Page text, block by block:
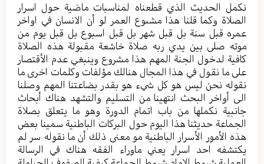
نكمل الحديث الذي قطعناه لمناسبات ماضية حول اسرار
الصلاة وكما قلنا هذا مشىوع العمر لو أن الانسان في اواخر
عمره قبل سنة بل قبل شهر بل قبل اسبوع بل قبل يوم من
موته صلى بين يدي ربه صلاة خاشعة مقبولة هذه الصلاة
كافية لدخول الجنة المهم هذا مشروع وينبغي عدم الأقتصار
على ما نقول في هذا المجال هنالك مؤلفات وكلمات اخرى ما
نقوله نحن ليس هو كل شيء هو بقدر بضاعتنا المهم وصلنا
الى أواخر البحث انتهينا من التسليم والتشهد هناك أبحاث
جانبية نكملها من باب اتمام الدورة وهو ما يتعلق بصلاة
الجماعة حديثنا هذا اليوم حول البركات الباطنية سمينا بعض
هذه الأمور الأسرار الباطنية مو معنى ذلك أن ما نقوله سر لم
يكتشفه احد اسرار يعني ماوراء الفقه هناك في الرسالة